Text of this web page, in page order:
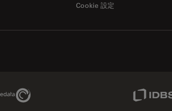
Cookie 設定
Genedata Link